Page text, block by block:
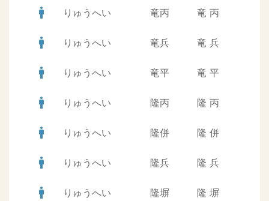
man りゅうへい 竜丙 竜 丙
man りゅうへい 竜兵 竜 兵
man りゅうへい 竜平 竜 平
man りゅうへい 隆丙 隆 丙
man りゅうへい 隆併 隆 併
man りゅうへい 隆兵 隆 兵
man りゅうへい 隆塀 隆 塀